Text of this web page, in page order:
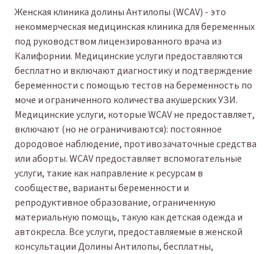
Женская клиника долины Антилопы (WCAV) - это
некоммерческая медицинская клиника для беременных
под руководством лицензированного врача из
Калифорнии. Медицинские услуги предоставляются
бесплатно и включают диагностику и подтверждение
беременности с помощью тестов на беременность по
моче и ограниченного количества акушерских УЗИ.
Медицинские услуги, которые WCAV не предоставляет,
включают (но не ограничиваются): постоянное
дородовое наблюдение, противозачаточные средства
или аборты. WCAV предоставляет вспомогательные
услуги, такие как направление к ресурсам в
сообществе, варианты беременности и
репродуктивное образование, ограниченную
материальную помощь, такую как детская одежда и
автокресла. Все услуги, предоставляемые в женской
консультации Долины Антилопы, бесплатны,